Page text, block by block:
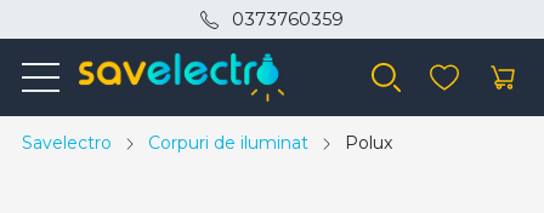
0373760359
Savelectro Corpuri de iluminat Polux